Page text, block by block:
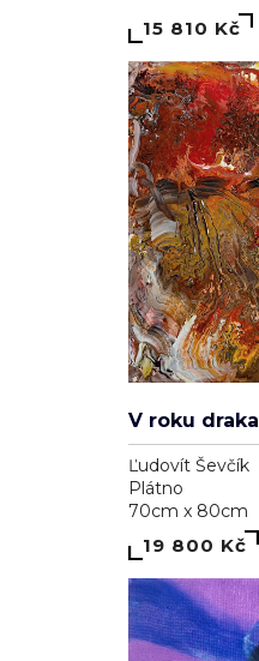
15 810 Kč
V roku draka
Ľudovít Ševčík
Plátno
70cm x 80cm
19 800 Kč